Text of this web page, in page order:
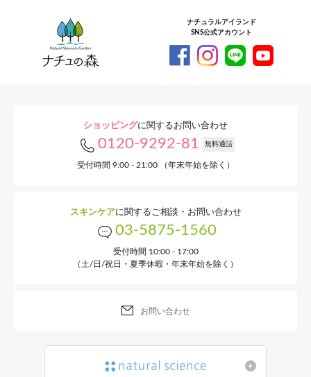
ナチュラルアイランド
SNS公式アカウント
ショッピングに関するお問い合わせ
0120-9292-81 無料通話
受付時間 9:00 - 21:00 （年末年始を除く）
スキンケアに関するご相談・お問い合わせ
03-5875-1560
受付時間 10:00 - 17:00
（土/日/祝日・夏季休暇・年末年始を除く）
お問い合わせ